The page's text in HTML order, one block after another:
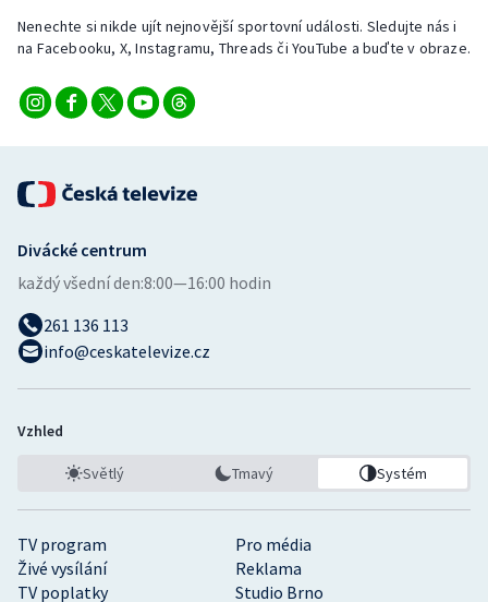
Short track
Triatlon
Vodní slalom
Volejbal
Ostatní
Nenechte si nikde ujít nejnovější sportovní události. Sledujte nás i
na Facebooku, X, Instagramu, Threads či YouTube a buďte v obraze.
TV program
Pro média
Živé vysílání
Reklama
TV poplatky
Studio Brno
Divácké centrum
každý všední den:8:00—16:00 hodin
261 136 113
info@ceskatelevize.cz
Vzhled
Světlý Tmavý Systém